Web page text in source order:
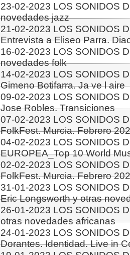
23-02-2023 LOS SONIDOS
novedades jazz
21-02-2023 LOS SONIDOS
Entrevista a Eliseo Parra.
16-02-2023 LOS SONIDOS
novedades folk
14-02-2023 LOS SONIDOS
Gimeno Botifarra. Ja ve l aire
09-02-2023 LOS SONIDOS
Jose Robles. Transiciones
07-02-2023 LOS SONIDOS
FolkFest. Murcia. Febrero
04-02-2023 LOS SONIDOS
EUROPEA_Top 10 World
02-02-2023 LOS SONIDOS
FolkFest. Murcia. Febrero
31-01-2023 LOS SONIDOS
Eric Longsworth y otras
26-01-2023 LOS SONIDOS
otras novedades africanas
24-01-2023 LOS SONIDOS
Dorantes. Identidad. Live in